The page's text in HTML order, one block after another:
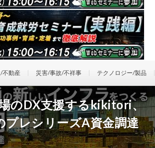
不動産 災害/事故/不祥事 テクノロジー/製品
のDX支援するkikitori、
プレシリーズA資金調達